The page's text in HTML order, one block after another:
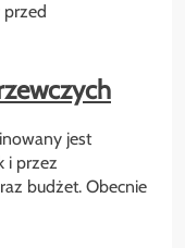
przed
jest
i przez
budżet. Obecnie